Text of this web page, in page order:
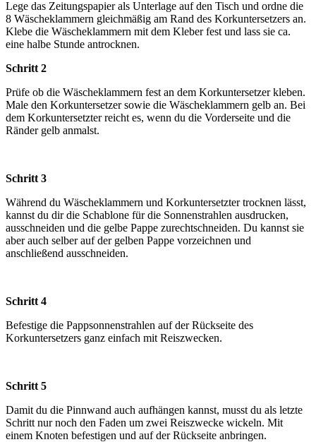
Lege das Zeitungspapier als Unterlage auf den Tisch und ordne die
8 Wäscheklammern gleichmäßig am Rand des Korkuntersetzers an.
Klebe die Wäscheklammern mit dem Kleber fest und lass sie ca.
eine halbe Stunde antrocknen.
Schritt 2
Prüfe ob die Wäscheklammern fest an dem Korkuntersetzer kleben.
Male den Korkuntersetzer sowie die Wäscheklammern gelb an. Bei
dem Korkuntersetzter reicht es, wenn du die Vorderseite und die
Ränder gelb anmalst.
Schritt 3
Während du Wäscheklammern und Korkuntersetzter trocknen lässt,
kannst du dir die Schablone für die Sonnenstrahlen ausdrucken,
ausschneiden und die gelbe Pappe zurechtschneiden. Du kannst sie
aber auch selber auf der gelben Pappe vorzeichnen und
anschließend ausschneiden.
Schritt 4
Befestige die Pappsonnenstrahlen auf der Rückseite des
Korkuntersetzers ganz einfach mit Reiszwecken.
Schritt 5
Damit du die Pinnwand auch aufhängen kannst, musst du als letzte
Schritt nur noch den Faden um zwei Reiszwecke wickeln. Mit
einem Knoten befestigen und auf der Rückseite anbringen.